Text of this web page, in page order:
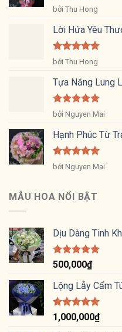
Được xếp
sao
bởi Thu Hong
Lời Hứa Yêu
Được xếp
sao
bởi Thu Hong
Tựa Nắng Lung
Được xếp
hạng 55
sao
bởi Nguyen Mai
Hạnh Phúc Từ
Được xếp
hạng 55
bởi Nguyen Mai
MẪU HOA NỔI BẬT
Dịu Dàng Tinh
Được xếp
hạng
5.00
5 sao
500,000₫
Lộng Lẫy Cẩm
Được xếp
hạng 5.00
1,000,000₫